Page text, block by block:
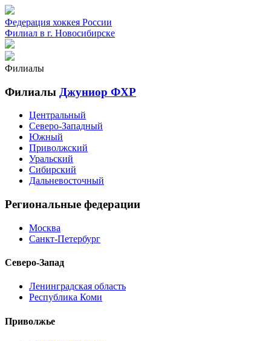
Федерация хоккея России
Филиал в г. Новосибирске
Филиалы
Филиалы Джуниор ФХР
Центральный
Северо-Западный
Южный
Приволжский
Уральский
Сибирский
Дальневосточный
Региональные федерации
Москва
Санкт-Петербург
Северо-Запад
Ленинградская область
Республика Коми
Приволжье